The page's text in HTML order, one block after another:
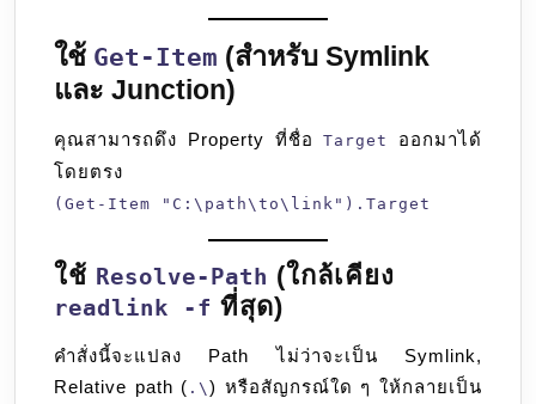
ใช้ Get-Item (สำหรับ Symlink
และ Junction)
คุณสามารถดึง Property ที่ชื่อTarget
ออกมาได้
โดยตรง
(Get-Item "C:\path\to\link").Target
ใช้ Resolve-Path (ใกล้เคียง
readlink -f ที่สุด)
คำสั่งนี้จะแปลง Path ไม่ว่าจะเป็น Symlink,
Relative path ( .\ ) หรือสัญกรณ์ใด ๆ ให้กลายเป็น